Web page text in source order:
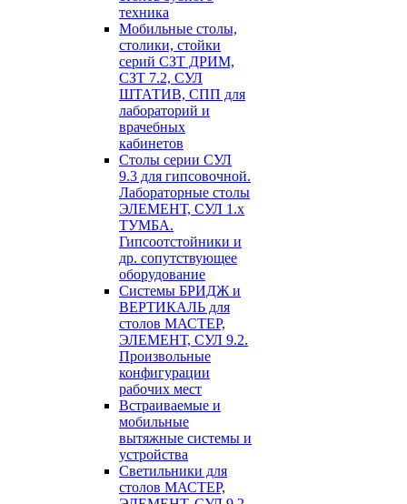
техника
Мобильные столы,
столики, стойки
серий СЗТ ДРИМ,
СЗТ 7.2, СУЛ
ШТАТИВ, СПП для
лабораторий и
врачебных
кабинетов
Столы серии СУЛ
9.3 для гипсовочной.
Лабораторные столы
ЭЛЕМЕНТ, СУЛ 1.х
ТУМБА.
Гипсоотстойники и
др. сопутствующее
оборудование
Системы БРИДЖ и
ВЕРТИКАЛЬ для
столов МАСТЕР,
ЭЛЕМЕНТ, СУЛ 9.2.
Произвольные
конфигурации
рабочих мест
Встраиваемые и
мобильные
вытяжные системы и
устройства
Светильники для
столов МАСТЕР,